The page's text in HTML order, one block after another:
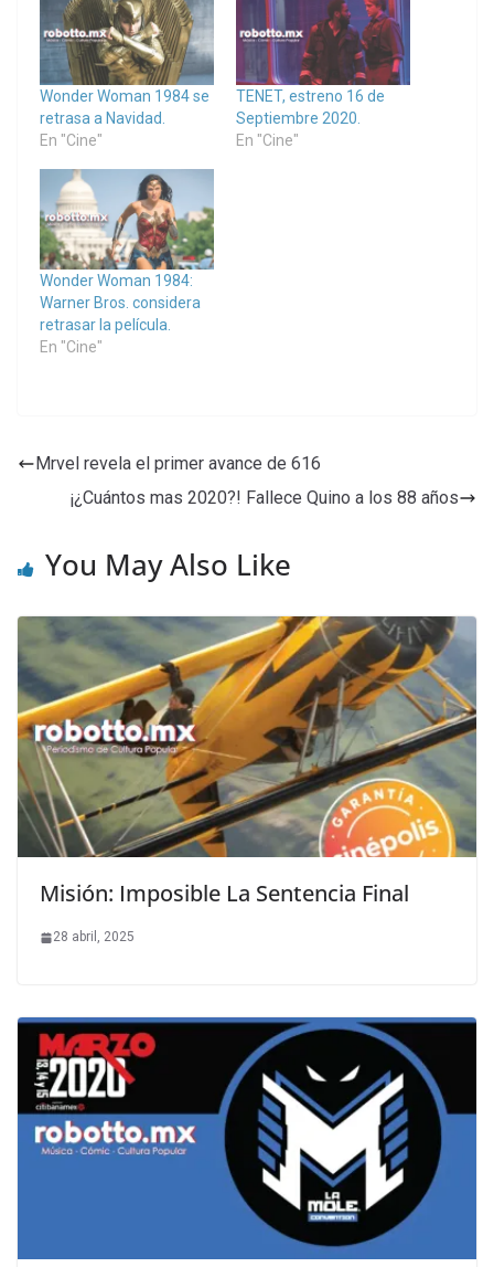
Wonder Woman 1984 se
retrasa a Navidad.
En "Cine"
TENET, estreno 16 de
Septiembre 2020.
En "Cine"
Wonder Woman 1984:
Warner Bros. considera
retrasar la película.
En "Cine"
Mrvel revela el primer avance de 616
¡¿Cuántos mas 2020?! Fallece Quino a los 88 años
You May Also Like
Misión: Imposible La Sentencia Final
28 abril, 2025